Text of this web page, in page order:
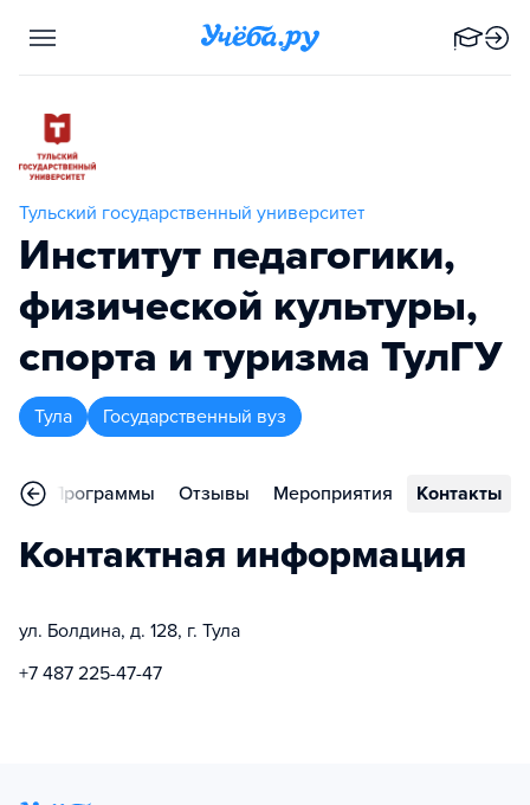
Тульский государственный университет
Институт педагогики,
физической культуры,
спорта и туризма ТулГУ
Тула Государственный вуз
Программы Отзывы Мероприятия Контакты
Контактная информация
ул. Болдина, д. 128, г. Тула
+7 487 225-47-47